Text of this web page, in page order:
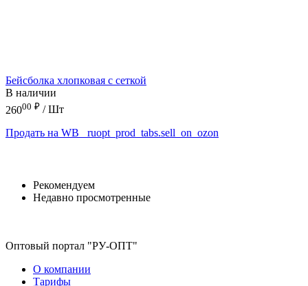
Бейсболка хлопковая с сеткой
В наличии
26000 ₽ / Шт
Продать на WB
_ruopt_prod_tabs.sell_on_ozon
Рекомендуем
Недавно просмотренные
Оптовый портал "РУ-ОПТ"
О компании
Тарифы